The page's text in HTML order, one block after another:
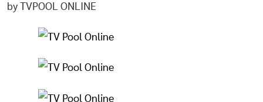
by TVPOOL ONLINE